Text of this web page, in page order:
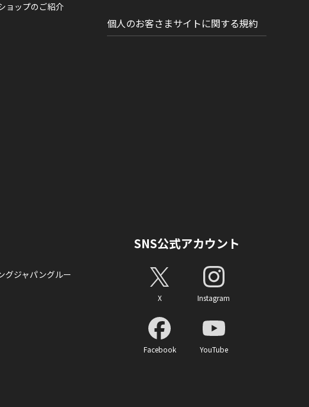
ョップのご紹介
個人のお客さまサイトに関する規約
グジャパングルー
SNS公式アカウント
X Instagram
Facebook YouTube